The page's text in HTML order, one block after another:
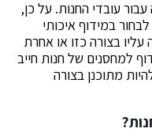
עובדי החנות. על כן,
במידוף איכותי
בצורה כזו או אחרת
למחסנים של חנות חייב
מתוכנן בצורה